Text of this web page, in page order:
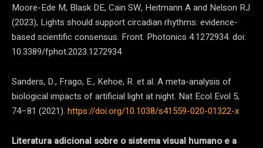
Moore-Ede M, Blask DE, Cain SW, Heitmann A and Nelson RJ
(2023), Lights should support circadian rhythms: evidence-
based scientific consensus. Front. Photonics 4:1272934. doi:
10.3389/fphot.2023.1272934
Sanders, D., Frago, E., Kehoe, R. et al. A meta-analysis of
biological impacts of artificial light at night. Nat Ecol Evol 5,
74–81 (2021). https://doi.org/10.1038/s41559-020-01322-x
Literatura adicional sobre o sistema visual humano e a